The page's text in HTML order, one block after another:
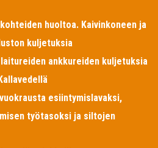
huoltoa. Kaivinkoneen ja
kuljetuksia
ankkureiden kuljetuksia
esiintymislavaksi,
työtasoksi ja siltojen